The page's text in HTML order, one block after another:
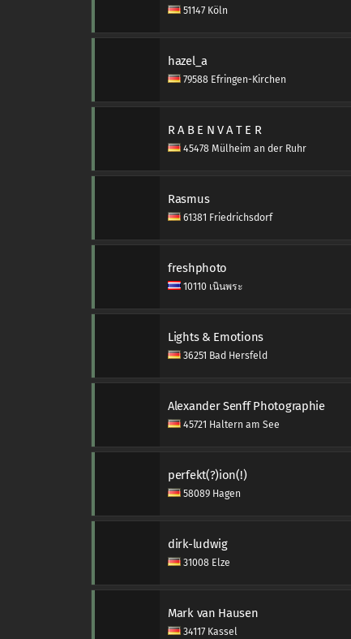
51147 Köln
hazel_a
79588 Efringen-Kirchen
R A B E N V A T E R
45478 Mülheim an der Ruhr
Rasmus
61381 Friedrichsdorf
freshphoto
10110 เนินพระ
Lights & Emotions
36251 Bad Hersfeld
Alexander Senff Photographie
45721 Haltern am See
perfekt(?)ion(!)
58089 Hagen
dirk-ludwig
31008 Elze
Mark van Hausen
34117 Kassel